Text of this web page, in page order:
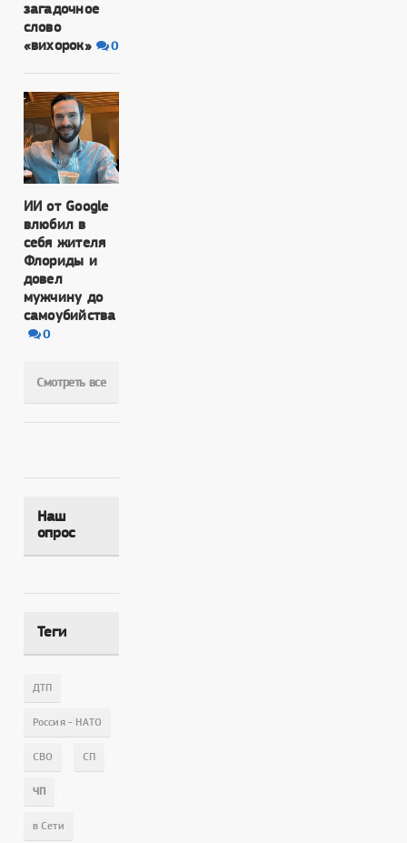
загадочное
слово
«вихорок»
0
ИИ от Google
влюбил в
себя жителя
Флориды и
довел
мужчину до
самоубийства
0
Смотреть все
Наш
опрос
Теги
ДТП
Россия - НАТО
СВО СП
ЧП
в Сети